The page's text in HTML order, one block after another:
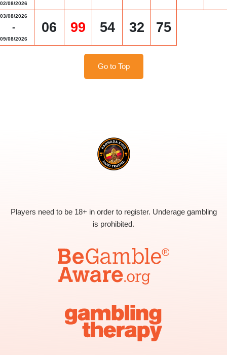
02/08/2026
03/08/2026
-
09/08/2026
06 99 54 32 75
Go to Top
Players need to be 18+ in order to register. Underage gambling
is prohibited.